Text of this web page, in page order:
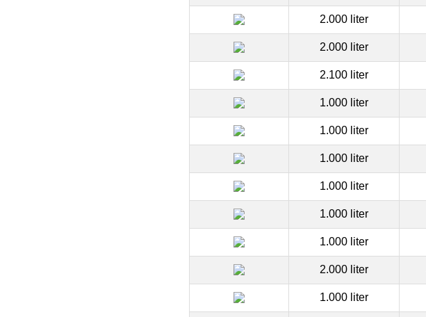
2.000 liter
2.000 liter
2.100 liter
1.000 liter
1.000 liter
1.000 liter
1.000 liter
1.000 liter
1.000 liter
2.000 liter
1.000 liter